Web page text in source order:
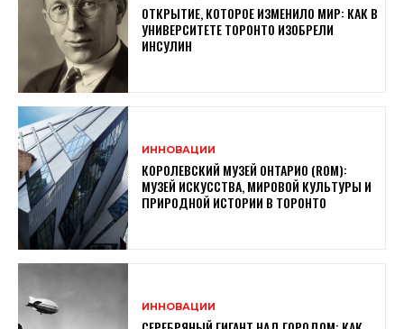
ОТКРЫТИЕ, КОТОРОЕ ИЗМЕНИЛО МИР: КАК В
УНИВЕРСИТЕТЕ ТОРОНТО ИЗОБРЕЛИ
ИНСУЛИН
ИННОВАЦИИ
КОРОЛЕВСКИЙ МУЗЕЙ ОНТАРИО (ROM):
МУЗЕЙ ИСКУССТВА, МИРОВОЙ КУЛЬТУРЫ И
ПРИРОДНОЙ ИСТОРИИ В ТОРОНТО
ИННОВАЦИИ